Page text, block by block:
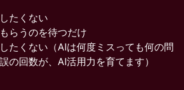
たくない
らうのを待つだけ
たくない（AIは何度ミスっても何の問
の回数が、AI活用力を育てます）